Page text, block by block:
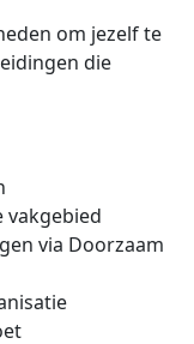
om jezelf te
die
vakgebied
via Doorzaam